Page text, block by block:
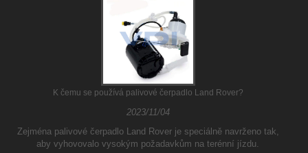
K čemu se používá palivové čerpadlo Land Rover?
2023/11/04
Zejména palivové čerpadlo Land Rover je speciálně navrženo tak,
aby vyhovovalo vysokým požadavkům na terénní jízdu.